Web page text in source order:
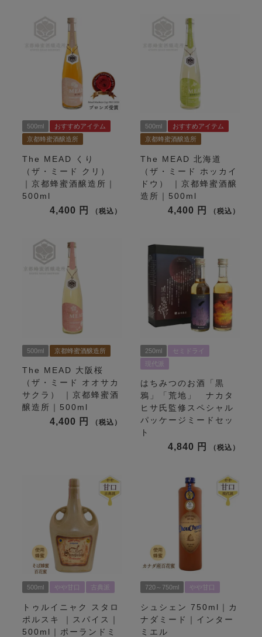
500ml
おすすめアイテム
京都蜂蜜酒醸造所
The MEAD くり
（ザ・ミード クリ）
｜京都蜂蜜酒醸造所｜
500ml
4,400 税込
500ml
おすすめアイテム
京都蜂蜜酒醸造所
The MEAD 北海道
（ザ・ミード ホッカイ
ドウ） ｜京都蜂蜜酒醸
造所｜500ml
4,400 税込
500ml 京都蜂蜜酒醸造所
The MEAD 大阪桜
（ザ・ミード オオサカ
サクラ） ｜京都蜂蜜酒
醸造所｜500ml
4,400 税込
250ml
セミドライ
現代派
はちみつのお酒「黒
鴉」「荒地」 ナカタ
ヒサ氏監修スペシャル
パッケージミードセッ
ト
4,840 税込
500ml やや甘口 古典派
トゥルイニャク スタロ
ポルスキ ｜スパイス｜
500ml｜ポーランドミ
720～750ml やや甘口
シュシェン 750ml｜カ
ナダミード｜インター
ミエル